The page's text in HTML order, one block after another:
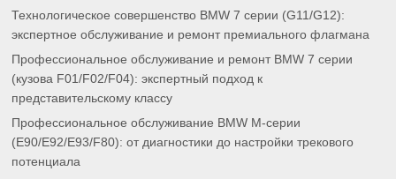
Технологическое совершенство BMW 7 серии (G11/G12):
экспертное обслуживание и ремонт премиального флагмана
Профессиональное обслуживание и ремонт BMW 7 серии
(кузова F01/F02/F04): экспертный подход к
представительскому классу
Профессиональное обслуживание BMW M-серии
(E90/E92/E93/F80): от диагностики до настройки трекового
потенциала